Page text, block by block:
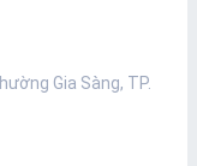
Gia Sàng, TP.